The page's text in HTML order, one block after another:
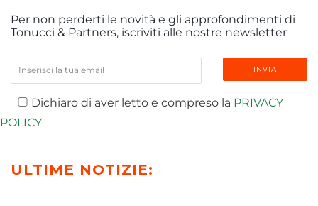
Per non perderti le novità e gli approfondimenti di
Tonucci & Partners, iscriviti alle nostre newsletter
Dichiaro di aver letto e compreso la PRIVACY
POLICY
ULTIME NOTIZIE: